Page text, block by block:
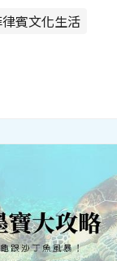
賓文化生活